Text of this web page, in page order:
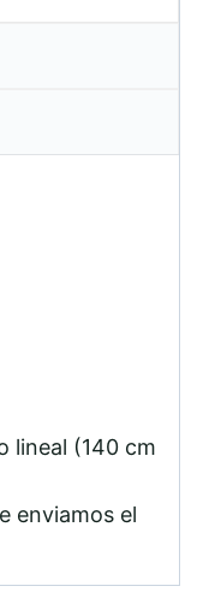
lineal (140 cm
enviamos el